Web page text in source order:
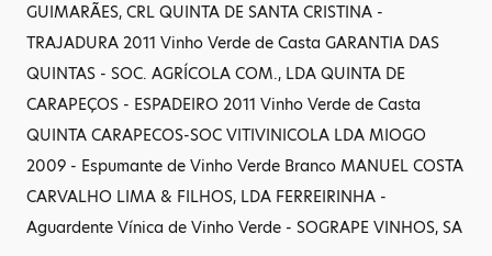
GUIMARÃES, CRL QUINTA DE SANTA CRISTINA -
TRAJADURA 2011 Vinho Verde de Casta GARANTIA DAS
QUINTAS - SOC. AGRÍCOLA COM., LDA QUINTA DE
CARAPEÇOS - ESPADEIRO 2011 Vinho Verde de Casta
QUINTA CARAPECOS-SOC VITIVINICOLA LDA MIOGO
2009 - Espumante de Vinho Verde Branco MANUEL COSTA
CARVALHO LIMA & FILHOS, LDA FERREIRINHA -
Aguardente Vínica de Vinho Verde - SOGRAPE VINHOS, SA